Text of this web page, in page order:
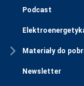
Podcast
Materiały do
Newsletter